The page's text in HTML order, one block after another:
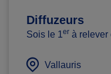
Diffuzeurs
Sois le 1er à relever
Vallauris